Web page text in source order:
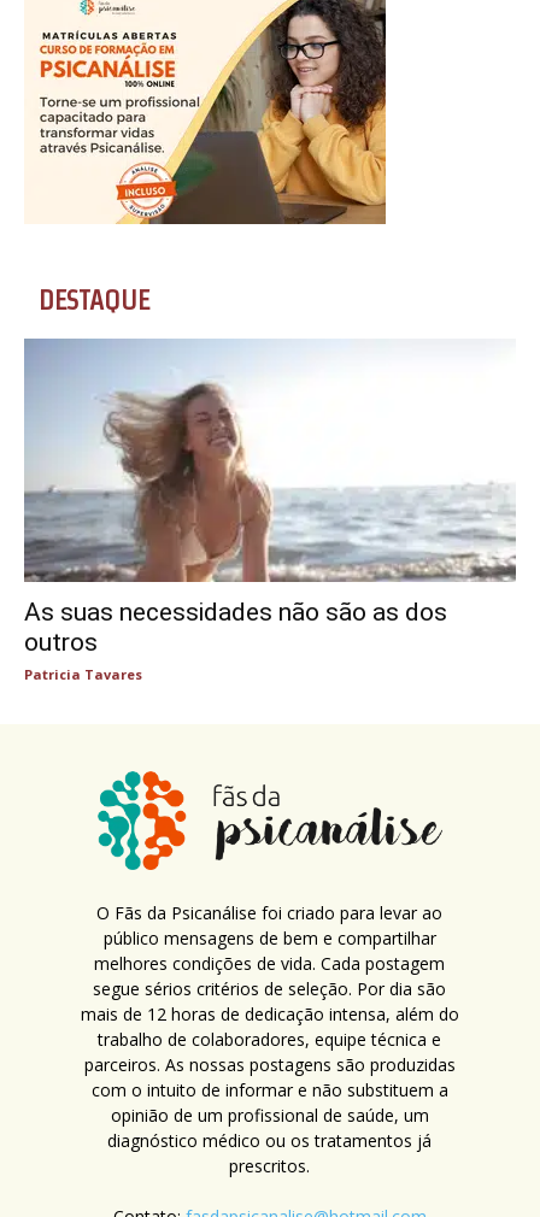
DESTAQUE
As suas necessidades não são as dos
outros
Patricia Tavares
O Fãs da Psicanálise foi criado para levar ao
público mensagens de bem e compartilhar
melhores condições de vida. Cada postagem
segue sérios critérios de seleção. Por dia são
mais de 12 horas de dedicação intensa, além do
trabalho de colaboradores, equipe técnica e
parceiros. As nossas postagens são produzidas
com o intuito de informar e não substituem a
opinião de um profissional de saúde, um
diagnóstico médico ou os tratamentos já
prescritos.